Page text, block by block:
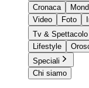
Cronaca
Video
Foto
Tv & Spettacolo
Lifestyle
Speciali
Chi siamo